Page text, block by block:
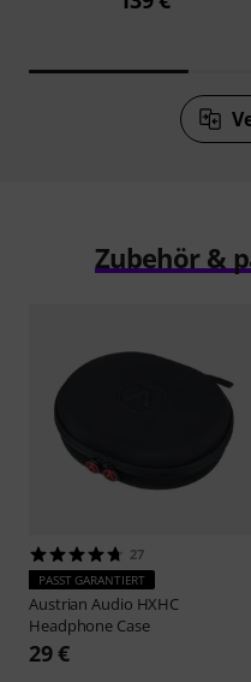
Zubehör &
27
PASST GARANTIERT
Austrian Audio HXHC
Headphone Case
29 €